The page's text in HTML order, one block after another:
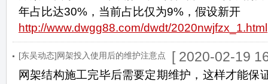
年占比达30%，当前占比仅为9%，假设新开
http://www.dwgg88.com/dwdt/2020nwjfzx_1.html
[东吴动态]网架投入使用后的维护注意点 [ 2020-02-19
网架结构施工完毕后需要定期维护，这样才能保